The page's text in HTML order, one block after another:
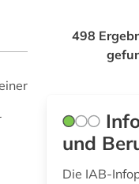
498
und
Die IAB-